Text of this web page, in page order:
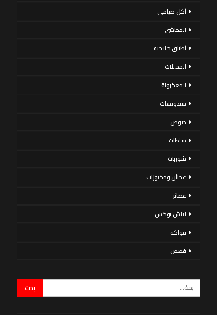
أكل صيامي
المحاشي
أطباق خليجية
المخللات
المعكرونة
سندوتشات
صوص
سلطات
شوربات
عجائن ومخبوزات
عصائر
لانش بوكس
فواكه
قصص